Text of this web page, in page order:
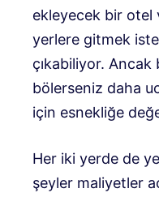
ekleyecek bir otel
yerlere gitmek
çıkabiliyor.
bölerseniz daha
için esnekliğe
Her iki yerde de
şeyler maliyetler